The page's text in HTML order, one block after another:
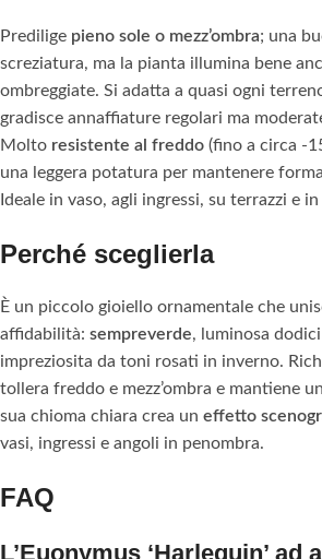
Predilige pieno sole o mezz’ombra; una
screziatura, ma la pianta illumina bene
ombreggiate. Si adatta a quasi ogni
gradisce annaffiature regolari ma
Molto resistente al freddo (fino a circa -
una leggera potatura per mantenere
Ideale in vaso, agli ingressi, su terrazzi e
Perché sceglierla
È un piccolo gioiello ornamentale che
affidabilità: sempreverde, luminosa dodici
impreziosita da toni rosati in inverno.
tollera freddo e mezz’ombra e mantiene
sua chioma chiara crea un effetto
vasi, ingressi e angoli in penombra.
FAQ
L’Euonymus ‘Harlequin’ ad